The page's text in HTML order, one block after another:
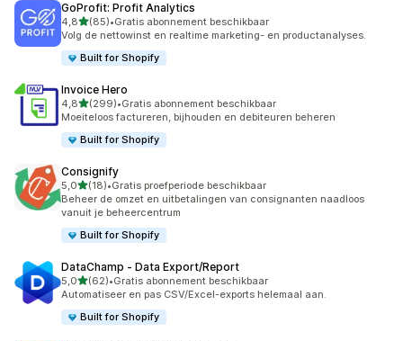
GoProfit: Profit Analytics
4,8van 5 sterren
(85)
85 recensies in totaal
•Gratis abonnement beschikbaar
Volg de nettowinst en realtime marketing- en productanalyses.
Built for Shopify
Invoice Hero
4,8van 5 sterren
(299)
299 recensies in totaal
•Gratis abonnement beschikbaar
Moeiteloos factureren, bijhouden en debiteuren beheren
Built for Shopify
Consignify
5,0van 5 sterren
(18)
18 recensies in totaal
•Gratis proefperiode beschikbaar
Beheer de omzet en uitbetalingen van consignanten naadloos
vanuit je beheercentrum
Built for Shopify
DataChamp ‑ Data Export/Report
5,0van 5 sterren
(62)
62 recensies in totaal
•Gratis abonnement beschikbaar
Automatiseer en pas CSV/Excel-exports helemaal aan.
Built for Shopify